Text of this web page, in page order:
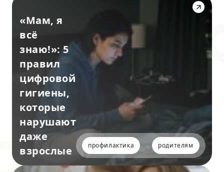
«Мам, я
всё
знаю!»: 5
правил
цифровой
гигиены,
которые
нарушают
даже
взрослые
профилактика родителям